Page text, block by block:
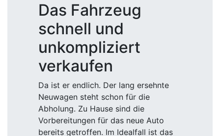
Das Fahrzeug
schnell und
unkompliziert
verkaufen
Da ist er endlich. Der lang ersehnte
Neuwagen steht schon für die
Abholung. Zu Hause sind die
Vorbereitungen für das neue Auto
bereits getroffen. Im Idealfall ist das